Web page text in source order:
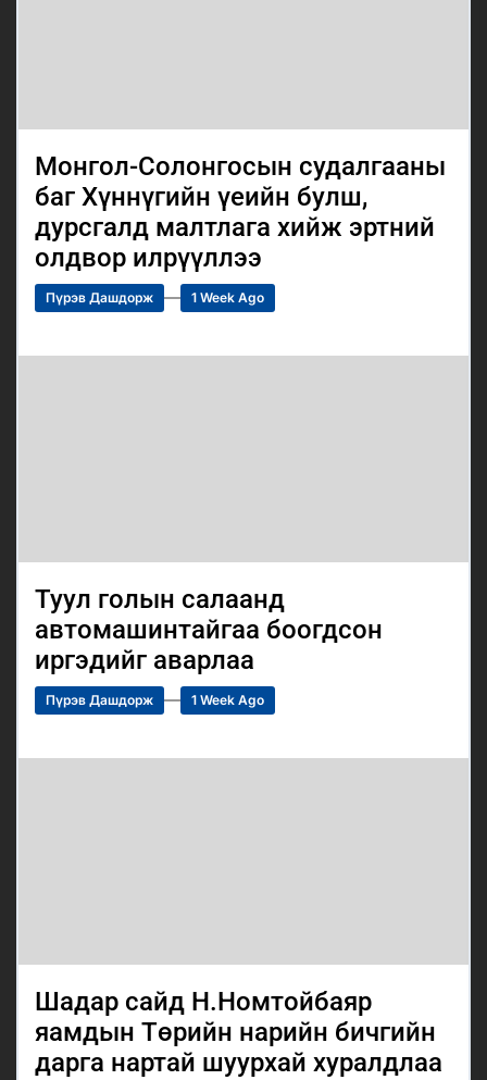
Монгол-Солонгосын судалгааны
баг Хүннүгийн үеийн булш,
дурсгалд малтлага хийж эртний
олдвор илрүүллээ
Пүрэв Дашдорж 1 Week Ago
Туул голын салаанд
автомашинтайгаа боогдсон
иргэдийг аварлаа
Пүрэв Дашдорж 1 Week Ago
Шадар сайд Н.Номтойбаяр
яамдын Төрийн нарийн бичгийн
дарга нартай шуурхай хуралдлаа